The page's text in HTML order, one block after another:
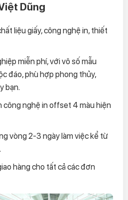
Dũng
liệu giấy, công nghệ in, thiết
miễn phí, với vô số mẫu
đáo, phù hợp phong thủy,
bạn.
công nghệ in offset 4 màu hiện
vòng 2-3 ngày làm việc kể từ
hàng cho tất cả các đơn